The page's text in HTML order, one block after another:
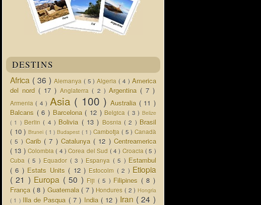
DESTINS
Africa ( 36 ) Alemanya ( 5 )Algeria ( 4 )America
del nord ( 17 )Anglaterra ( 2 ) Argentina ( 7 )
Armenia ( 4 ) Asia ( 100 )Australia ( 11 )
Balcans ( 6 ) Barcelona ( 12 ) Belgica ( 3 )Belize
( 1 ) Berlin ( 4 ) Bolivia ( 13 ) Bosnia ( 2 ) Brasil
( 10 )Brunei ( 1 )Budapest ( 1 )Cambotja ( 5 )Canadà
( 5 ) Carib ( 7 ) Catalunya ( 12 )Centreamerica
( 13 )Colombia ( 4 )Corea del Sud ( 4 ) Croacia ( 5 )
Cuba ( 5 ) Equador ( 3 ) Espanya ( 5 ) Estambul
( 6 ) Estats Units ( 12 ) Estocolm ( 2 ) Etiopia
( 21 ) Europa ( 50 ) Fiji ( 5 ) Filipines ( 8 )
França ( 8 ) Guatemala ( 7 ) Hondures ( 2 ) Hongria
( 1 ) Illa de Pasqua ( 7 ) India ( 12 ) Iran ( 24 )